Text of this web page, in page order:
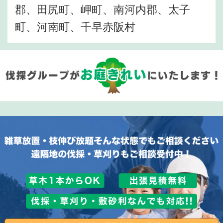
郡、田尻町、岬町、南河内郡、太子
町、河南町、千早赤阪村